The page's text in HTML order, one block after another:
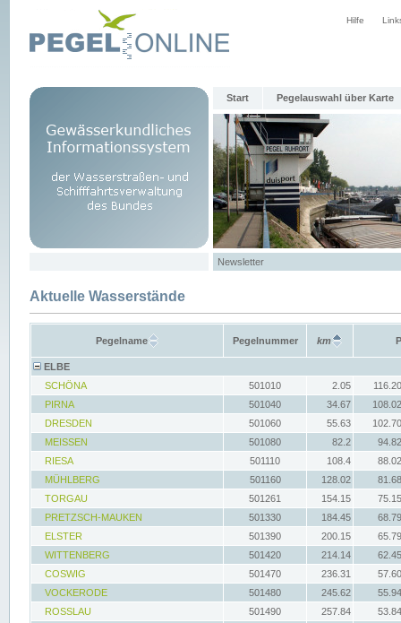
Hilfe
Start Pegelauswahl über Karte
Newsletter
Aktuelle Wasserstände
Pegelname Pegelnummer km
ELBE
SCHÖNA
501010 2.05
PIRNA
501040 34.67
DRESDEN
501060 55.63
MEISSEN
501080 82.2
RIESA
501110 108.4
MÜHLBERG
501160 128.02
TORGAU
501261 154.15
PRETZSCH-MAUKEN
501330 184.45
ELSTER
501390 200.15
WITTENBERG
501420 214.14
COSWIG
501470 236.31
VOCKERODE
501480 245.62
ROSSLAU
501490 257.84